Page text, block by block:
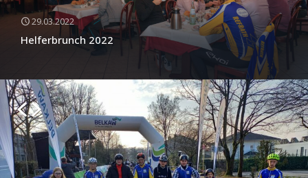
29.03.2022
Helferbrunch 2022